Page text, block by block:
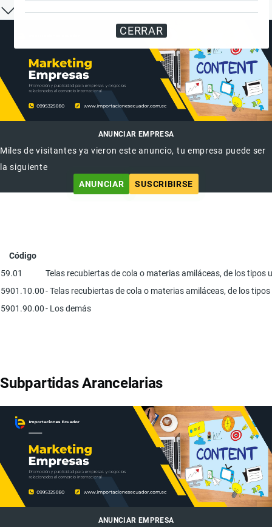
CERRAR
ANUNCIAR EMPRESA
Miles de visitantes ya vieron este anuncio, tu empresa puede ser
la siguiente
ANUNCIAR
SUSCRIBIRSE
Código
59.01
Telas recubiertas de cola o materias amiláceas, de los
5901.10.00- Telas recubiertas de cola o materias amiláceas, de los
5901.90.00- Los demás
Subpartidas Arancelarias
ANUNCIAR EMPRESA